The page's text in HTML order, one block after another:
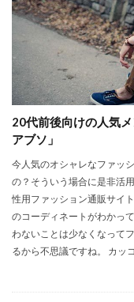
20代前後向けの人気
アブソ」
今人気のオシャレなファッ
の？そういう場合に是非活
性用ファッション通販サイ
のコーディネートがわかっ
わないことは少なくなって
るから不思議ですね。 カッ